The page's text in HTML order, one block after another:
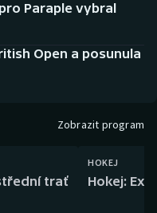
Paraple vybral
Open a posunula
Zobrazit program
trať
HOKEJ
Hokej: